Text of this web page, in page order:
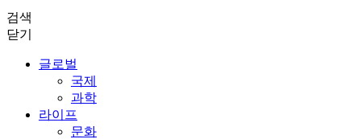
검색
닫기
글로벌
국제
과학
라이프
문화